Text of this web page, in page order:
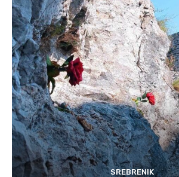
SREBRENIK